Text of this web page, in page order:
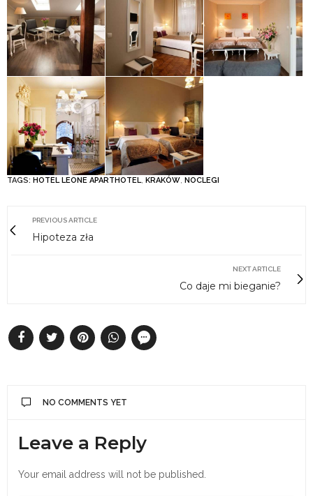
TAGS: HOTEL LEONE APARTHOTEL KRAKÓW NOCLEGI
PREVIOUS ARTICLE
Hipoteza zła
NEXT ARTICLE
Co daje mi bieganie?
NO COMMENTS YET
Leave a Reply
Your email address will not be published.